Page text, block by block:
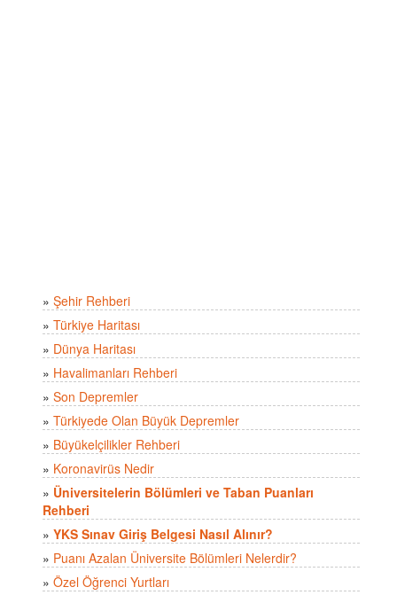
» Şehir Rehberi
» Türkiye Haritası
» Dünya Haritası
» Havalimanları Rehberi
» Son Depremler
» Türkiyede Olan Büyük Depremler
» Büyükelçilikler Rehberi
» Koronavirüs Nedir
» Üniversitelerin Bölümleri ve Taban Puanları
Rehberi
» YKS Sınav Giriş Belgesi Nasıl Alınır?
» Puanı Azalan Üniversite Bölümleri Nelerdir?
» Özel Öğrenci Yurtları